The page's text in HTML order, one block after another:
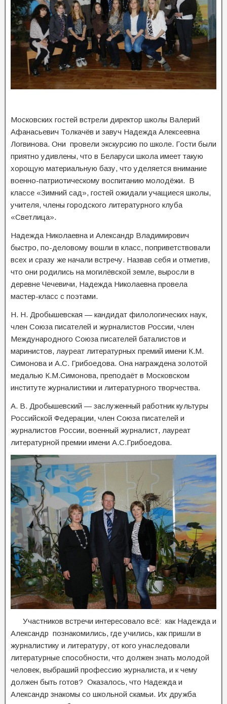
Московских гостей встрели директор школы Валерий
Афанасьевич Толкачёв и завуч Надежда Алексеевна
Логвинова. Они провели экскурсию по школе. Гости были
приятно удивлены, что в Беларуси школа имеет такую
хорощую материальную базу, что уделяется внимание
военно-патриотическому воспитанию молодёжи. В
классе «Зимний сад», гостей ожидали учащиеся школы,
учителя, члены городского литературного клуба
«Светлица».
Надежда Николаевна и Александр Владимирович
быстро, по-деловому вошли в класс, поприветствовали
всех и сразу же начали встречу. Назвав себя и отметив,
что они родились на могилёвской земле, выросли в
деревне Чечевичи, Надежда Николаевна провела
мастер-класс с поэтами.
Н. Н. Дробышевская — кандидат филологических наук,
член Союза писателей и журналистов России, член
Международного Союза писателей баталистов и
маринистов, лауреат литературных премий имени К.М.
Симонова и А.С. Грибоедова. Она награждена золотой
медалью К.М.Симонова, преподаёт в Московском
институте журналистики и литературного творчества.
А. В. Дробышевский — заслуженный работник культуры
Российской Федерации, член Союза писателей и
журналистов России, военный журналист, лауреат
литературной премии имени А.С.Грибоедова.
Участников встречи интересовало всё: как Надежда и
Александр познакомились, где учились, как пришли в
журналистику и литературу, от кого унаследовали
литературные способности, что должен знать молодой
человек, выбраший профессию журналиста, и к чему
должен быть готов? Оказалось, что Надежда и
Александр знакомы со школьной скамьи. Их дружба